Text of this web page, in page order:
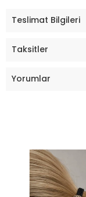
Teslimat Bilgileri
Taksitler
Yorumlar